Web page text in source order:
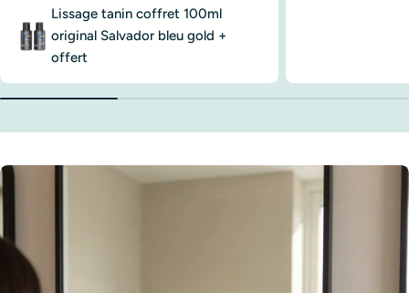
Lissage tanin coffret 100ml
original Salvador bleu gold +
offert